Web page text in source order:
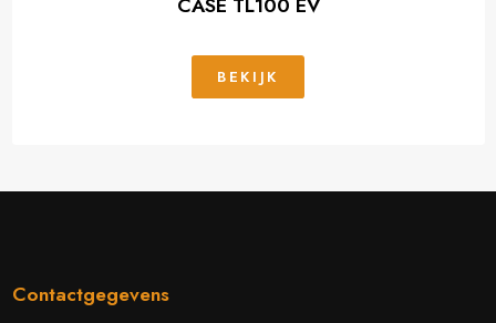
CASE TL100 EV
BEKIJK
Contactgegevens